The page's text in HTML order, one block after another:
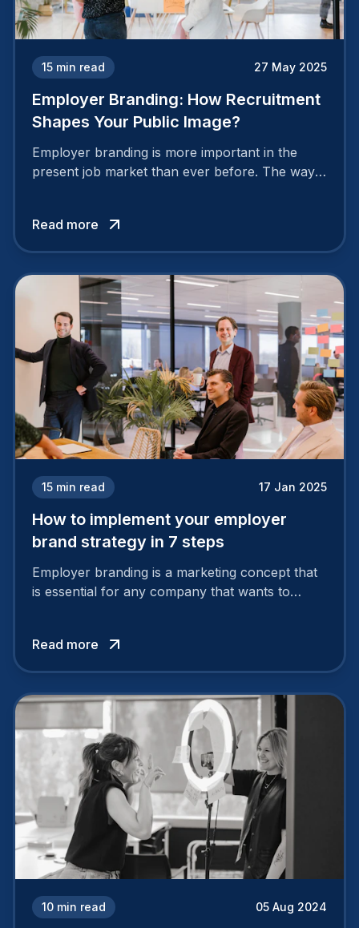
15 min read 27 May 2025
Employer Branding: How Recruitment
Shapes Your Public Image?
Employer branding is more important in the
present job market than ever before. The way
Read more
15 min read 17 Jan 2025
How to implement your employer
brand strategy in 7 steps
Employer branding is a marketing concept that
is essential for any company that wants to
solid and positive employer brand are clear, you
cannot simply wave a magic wand for it to be
Read more
10 min read 05 Aug 2024